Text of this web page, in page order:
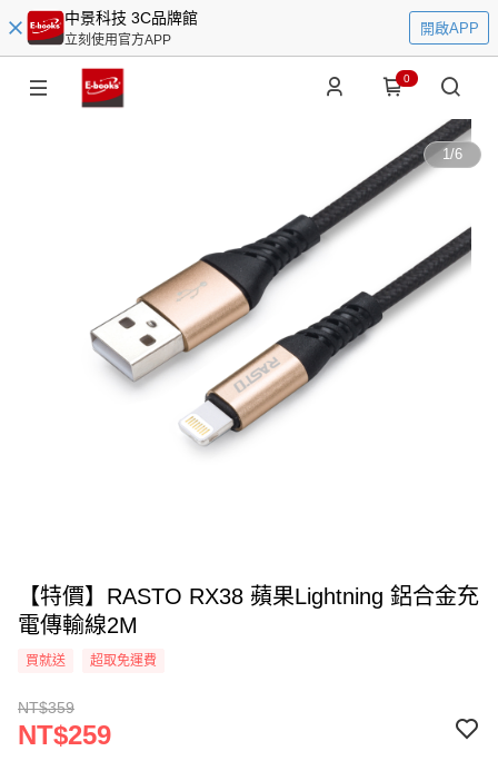
中景科技 3C品牌館
立刻使用官方APP
開啟APP
0
1/6
【特價】RASTO RX38 蘋果Lightning 鋁合金充
電傳輸線2M
買就送 超取免運費
NT$359
NT$259